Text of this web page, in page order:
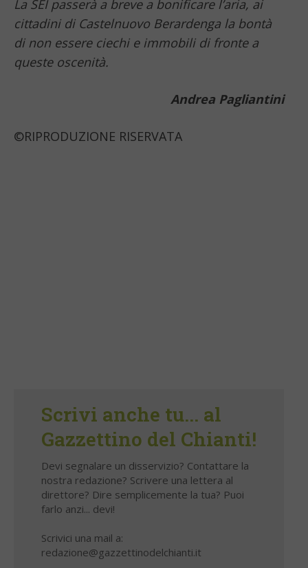
La SEI passerà a breve a bonificare l’aria, ai
cittadini di Castelnuovo Berardenga la bontà
di non essere ciechi e immobili di fronte a
queste oscenità.
Andrea Pagliantini
©RIPRODUZIONE RISERVATA
Scrivi anche tu... al
Gazzettino del Chianti!
Devi segnalare un disservizio? Contattare la
nostra redazione? Scrivere una lettera al
direttore? Dire semplicemente la tua? Puoi
farlo anzi... devi!
Scrivici una mail a:
redazione@gazzettinodelchianti.it